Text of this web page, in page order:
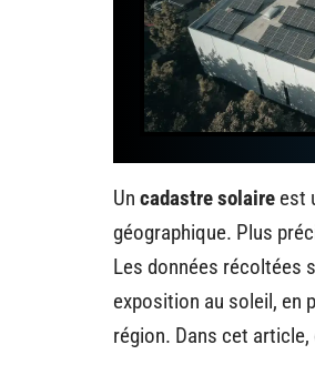
Un cadastre solaire est
géographique. Plus
Les données récoltées
exposition au soleil, en
région. Dans cet